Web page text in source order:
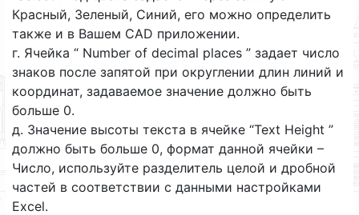
Красный, Зеленый, Синий, его можно определить
также и в Вашем CAD приложении.
г. Ячейка “ Number of decimal places ” задает число
знаков после запятой при округлении длин линий и
координат, задаваемое значение должно быть
больше 0.
д. Значение высоты текста в ячейке “Text Height ”
должно быть больше 0, формат данной ячейки –
Число, используйте разделитель целой и дробной
частей в соответствии с данными настройками
Excel.